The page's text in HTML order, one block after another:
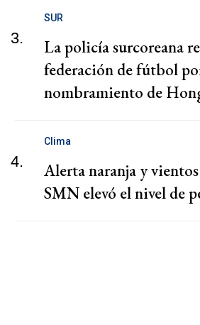
3.
SUR
La policía surcoreana
federación de fútbol
nombramiento de
4.
Clima
Alerta naranja y
SMN elevó el nivel de